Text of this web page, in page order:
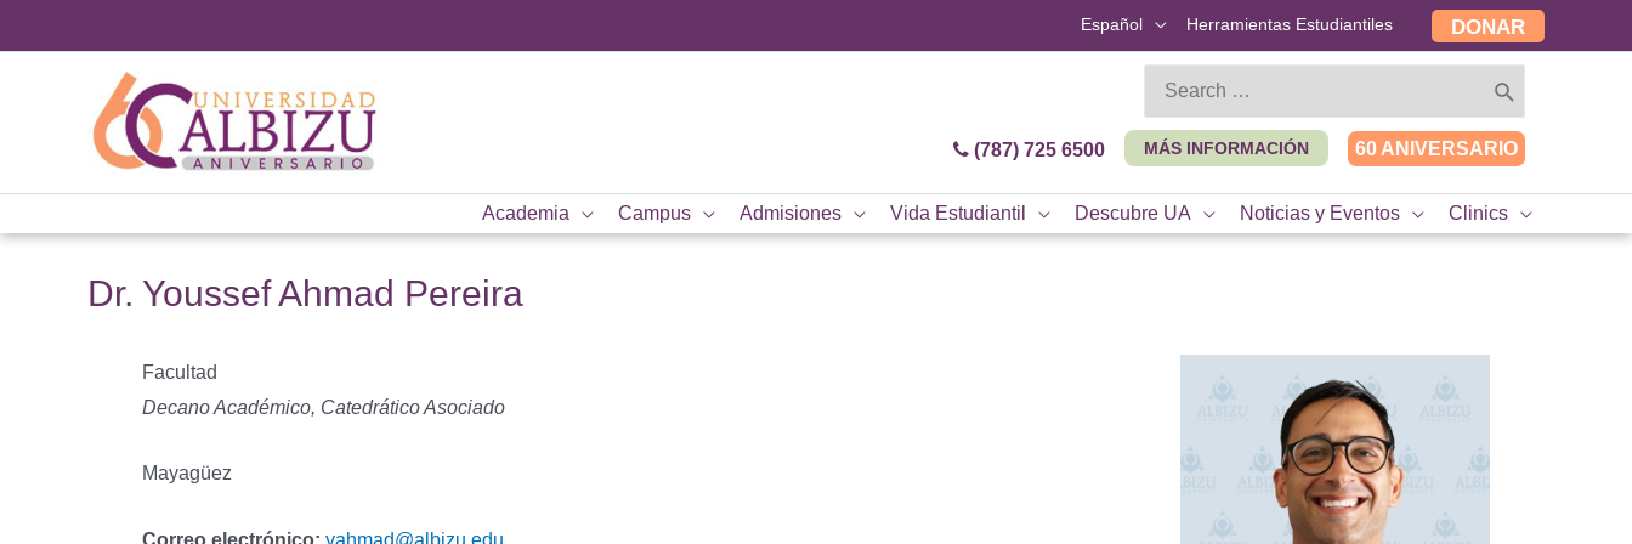
al
DONAR
Herramientas Estudiantiles
Español
(787) 725 6500 MÁS INFORMACIÓN 60 ANIVERSARIO
for:
Academia Campus Admisiones Vida Estudiantil Descubre UA Noticias y Eventos Clinics
Dr. Youssef Ahmad Pereira
Facultad
Decano Académico, Catedrático Asociado
Mayagüez
Correo electrónico: yahmad@albizu.edu